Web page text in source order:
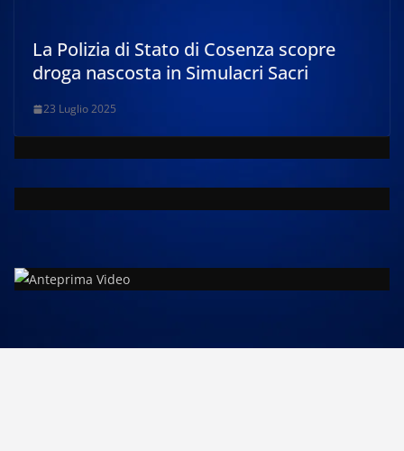
La Polizia di Stato di Cosenza scopre
droga nascosta in Simulacri Sacri
23 Luglio 2025